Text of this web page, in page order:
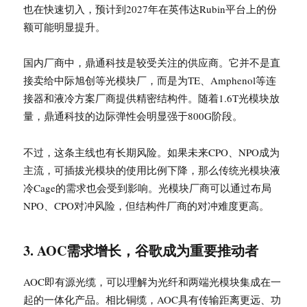
也在快速切入，预计到2027年在英伟达Rubin平台上的份
额可能明显提升。
国内厂商中，鼎通科技是较受关注的供应商。它并不是直
接卖给中际旭创等光模块厂，而是为TE、Amphenol等连
接器和液冷方案厂商提供精密结构件。随着1.6T光模块放
量，鼎通科技的边际弹性会明显强于800G阶段。
不过，这条主线也有长期风险。如果未来CPO、NPO成为
主流，可插拔光模块的使用比例下降，那么传统光模块液
冷Cage的需求也会受到影响。光模块厂商可以通过布局
NPO、CPO对冲风险，但结构件厂商的对冲难度更高。
3. AOC需求增长，谷歌成为重要推动者
AOC即有源光缆，可以理解为光纤和两端光模块集成在一
起的一体化产品。相比铜缆，AOC具有传输距离更远、功